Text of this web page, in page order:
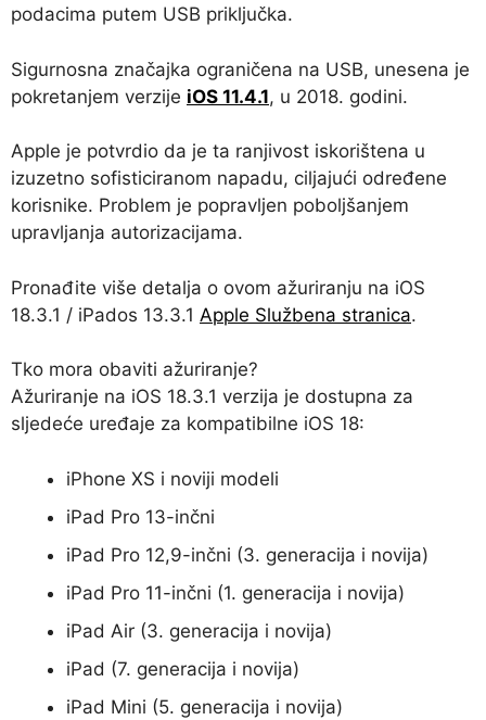
podacima putem USB priključka.
Sigurnosna značajka ograničena na USB, unesena je
pokretanjem verzije iOS 11.4.1, u 2018. godini.
Apple je potvrdio da je ta ranjivost iskorištena u
izuzetno sofisticiranom napadu, ciljajući određene
korisnike. Problem je popravljen poboljšanjem
upravljanja autorizacijama.
Pronađite više detalja o ovom ažuriranju na iOS
18.3.1 / iPados 13.3.1 Apple Službena stranica.
Tko mora obaviti ažuriranje?
Ažuriranje na iOS 18.3.1 verzija je dostupna za
sljedeće uređaje za kompatibilne iOS 18:
iPhone XS i noviji modeli
iPad Pro 13-inčni
iPad Pro 12,9-inčni (3. generacija i novija)
iPad Pro 11-inčni (1. generacija i novija)
iPad Air (3. generacija i novija)
iPad (7. generacija i novija)
iPad Mini (5. generacija i novija)